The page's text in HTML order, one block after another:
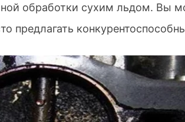
обработки сухим льдом. Вы
предлагать